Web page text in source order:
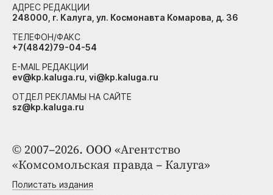
© 2007–2026. ООО «Агентство
«Комсомольская правда – Калуга»
Полистать издания
АДРЕС РЕДАКЦИИ
248000, г. Калуга, ул. Космонавта Комарова, д. 36
ТЕЛЕФОН/ФАКС
+7(4842)79-04-54
E-MAIL РЕДАКЦИИ
ev@kp.kaluga.ru, vi@kp.kaluga.ru
ОТДЕЛ РЕКЛАМЫ НА САЙТЕ
sz@kp.kaluga.ru